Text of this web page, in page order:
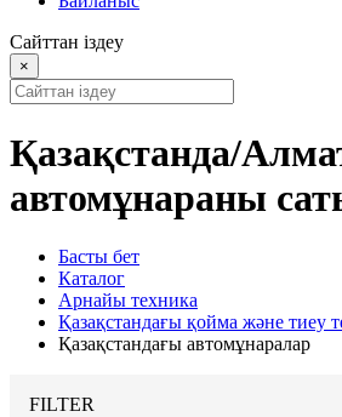
Сайттан іздеу
×
Қазақстанда/
автомұнараны
Басты бет
Каталог
Арнайы техника
Қазақстандағы қойма және тиеу
Қазақстандағы автомұнаралар
FILTER